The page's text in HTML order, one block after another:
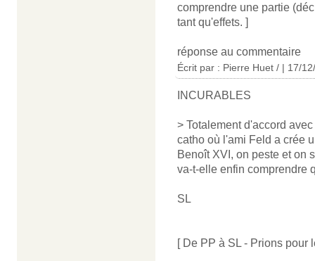
comprendre une partie
tant qu'effets. ]
réponse au commentaire
Écrit par : Pierre Huet / | 17/
INCURABLES
> Totalement d'accord
catho où l'ami Feld a crée
Benoît XVI, on peste et on
va-t-elle enfin comprendre
SL
[ De PP à SL - Prions pour